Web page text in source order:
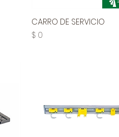
CARRO DE SERVICIO
Precio
$ 0